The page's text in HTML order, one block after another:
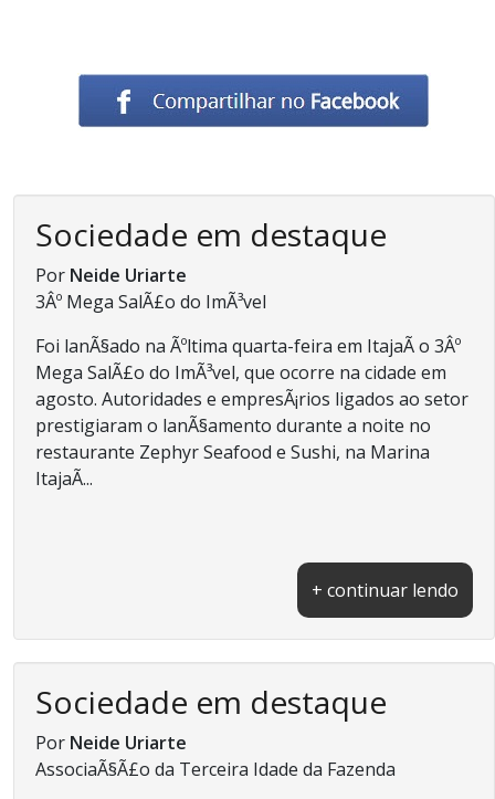
Sociedade em destaque
Por Neide Uriarte
3Âº Mega SalÃ£o do ImÃ³vel
Foi lanÃ§ado na Ãºltima quarta-feira em ItajaÃ­ o 3Âº
Mega SalÃ£o do ImÃ³vel, que ocorre na cidade em
agosto. Autoridades e empresÃ¡rios ligados ao setor
prestigiaram o lanÃ§amento durante a noite no
restaurante Zephyr Seafood e Sushi, na Marina
ItajaÃ­...
+ continuar lendo
Sociedade em destaque
Por Neide Uriarte
AssociaÃ§Ã£o da Terceira Idade da Fazenda